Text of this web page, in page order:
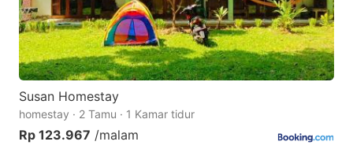
Susan Homestay
homestay · 2 Tamu · 1 Kamar tidur
Rp 123.967 /malam